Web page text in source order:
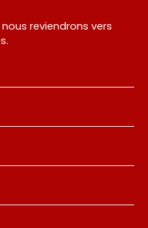
reviendrons vers